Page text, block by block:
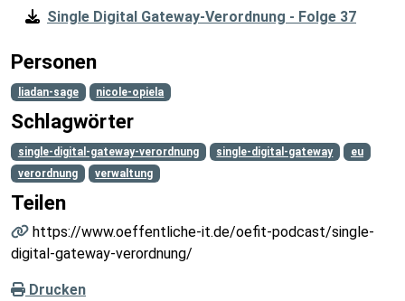
Single Digital Gateway-Verordnung - Folge 37
Personen
liadan-sage nicole-opiela
Schlagwörter
single-digital-gateway-verordnung single-digital-gateway
eu
verordnung
verwaltung
Teilen
https://www.oeffentliche-it.de/oefit-podcast/single-
digital-gateway-verordnung/
Drucken